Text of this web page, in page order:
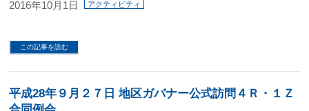
2016年10月1日 アクティビティ
この記事を読む
平成28年９月２７日 地区ガバナー公式訪問４Ｒ・１Ｚ